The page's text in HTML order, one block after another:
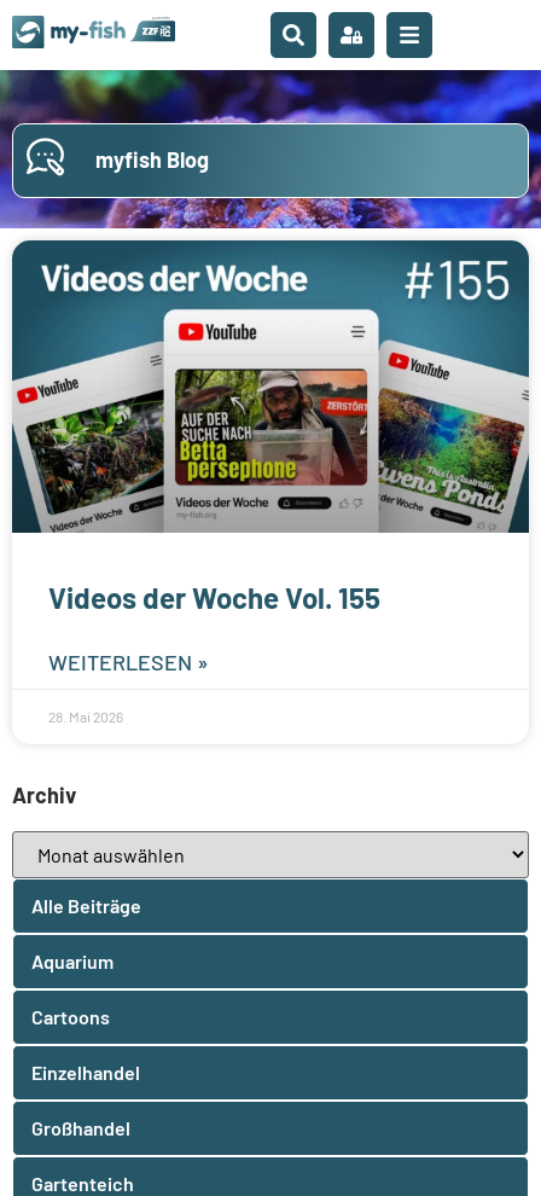
myfish Blog
Videos der Woche Vol. 155
WEITERLESEN »
28. Mai 2026
Archiv
Alle Beiträge
Aquarium
Cartoons
Einzelhandel
Großhandel
Gartenteich